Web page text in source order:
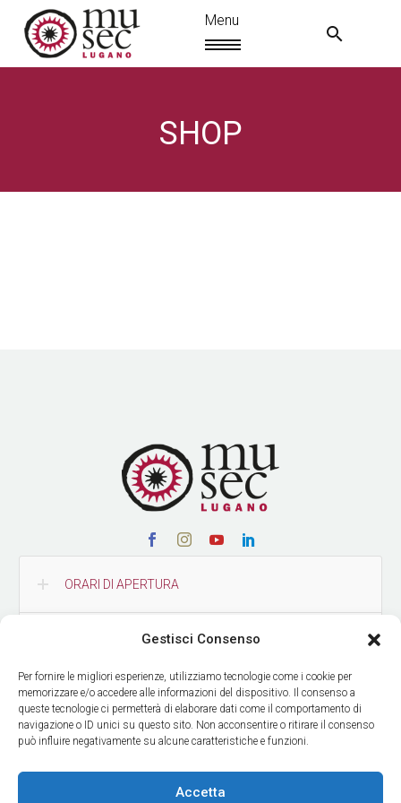
Gestisci Consenso
Per fornire le migliori esperienze, utilizziamo tecnologie come i cookie per
memorizzare e/o accedere alle informazioni del dispositivo. Il consenso a
queste tecnologie ci permetterà di elaborare dati come il comportamento di
navigazione o ID unici su questo sito. Non acconsentire o ritirare il consenso
può influire negativamente su alcune caratteristiche e funzioni.
Accetta
SHOP
ORARI DI APERTURA
COME RAGGIUNGERCI